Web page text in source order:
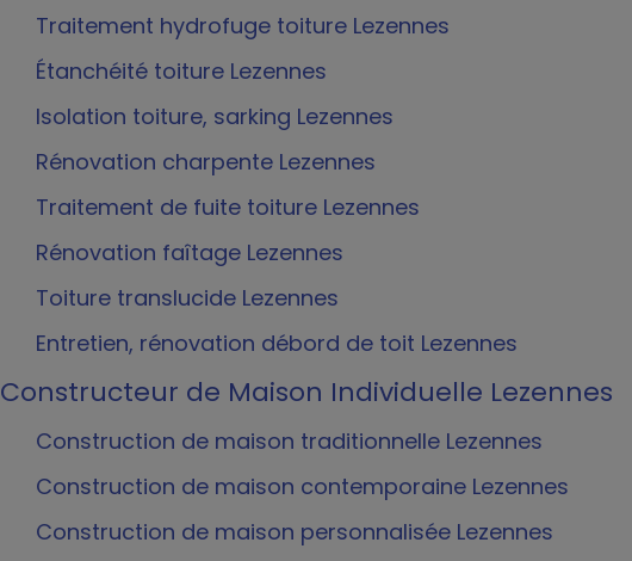
Traitement hydrofuge toiture Lezennes
Étanchéité toiture Lezennes
Isolation toiture, sarking Lezennes
Rénovation charpente Lezennes
Traitement de fuite toiture Lezennes
Rénovation faîtage Lezennes
Toiture translucide Lezennes
Entretien, rénovation débord de toit Lezennes
Constructeur de Maison Individuelle Lezennes
Construction de maison traditionnelle Lezennes
Construction de maison contemporaine Lezennes
Construction de maison personnalisée Lezennes